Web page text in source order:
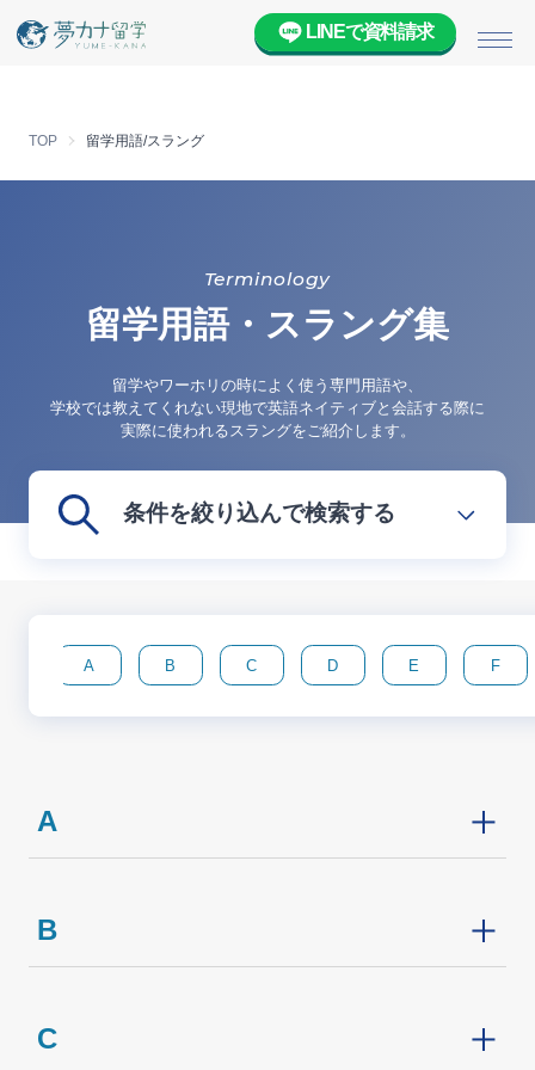
メ
LINEで資料請求
TOP 留学用語/スラング
Terminology
留学用語・スラング集
留学やワーホリの時によく使う専門用語や、
学校では教えてくれない現地で英語ネイティブと会話する際に
実際に使われるスラングをご紹介します。
条件を絞り込んで検索する
A B C D E F
A
B
C